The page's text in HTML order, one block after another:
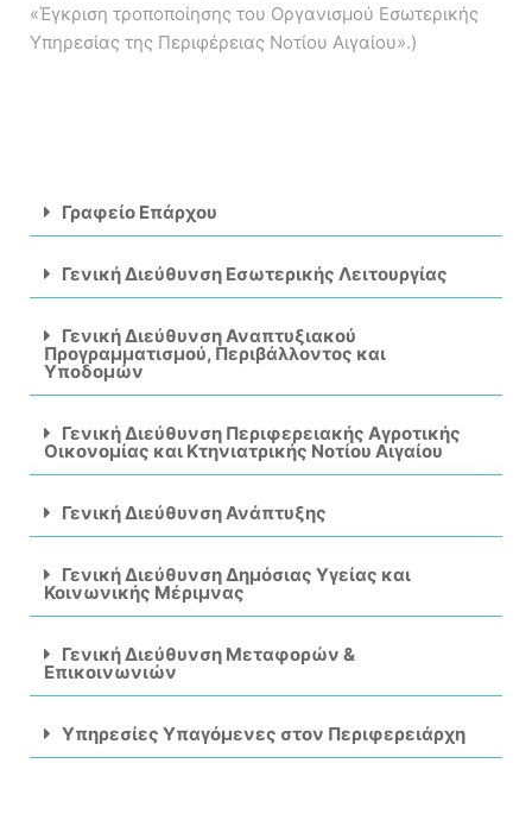
«Έγκριση τροποποίησης του Οργανισμού Εσωτερικής
Υπηρεσίας της Περιφέρειας Νοτίου Αιγαίου».)
Γραφείο Επάρχου
Γενική Διεύθυνση Εσωτερικής Λειτουργίας
Γενική Διεύθυνση Αναπτυξιακού
Προγραμματισμού, Περιβάλλοντος και
Υποδομών
Γενική Διεύθυνση Περιφερειακής Αγροτικής
Οικονομίας και Κτηνιατρικής Νοτίου Αιγαίου
Γενική Διεύθυνση Ανάπτυξης
Γενική Διεύθυνση Δημόσιας Υγείας και
Κοινωνικής Μέριμνας
Γενική Διεύθυνση Μεταφορών &
Επικοινωνιών
Υπηρεσίες Υπαγόμενες στον Περιφερειάρχη